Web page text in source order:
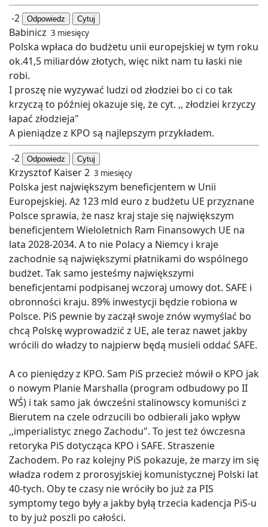
-2
Odpowiedz Cytuj
Babinicz 3 miesięcy
Polska wpłaca do budżetu unii europejskiej w tym roku
ok.41,5 miliardów złotych, więc nikt nam tu łaski nie
robi.
I proszę nie wyzywać ludzi od złodziei bo ci co tak
krzyczą to później okazuje się, że cyt. ,, złodziei krzyczy
łapać złodzieja"
A pieniądze z KPO są najlepszym przykładem.
-2
Odpowiedz Cytuj
Krzysztof Kaiser 2 3 miesięcy
Polska jest największym beneficjentem w Unii
Europejskiej. Aż 123 mld euro z budżetu UE przyznane
Polsce sprawia, że nasz kraj staje się największym
beneficjentem Wieloletnich Ram Finansowych UE na
lata 2028-2034. A to nie Polacy a Niemcy i kraje
zachodnie są największymi płatnikami do wspólnego
budżet. Tak samo jesteśmy największymi
beneficjentami podpisanej wczoraj umowy dot. SAFE i
obronności kraju. 89% inwestycji będzie robiona w
Polsce. PiS pewnie by zaczął swoje znów wymyślać bo
chcą Polskę wyprowadzić z UE, ale teraz nawet jakby
wrócili do władzy to najpierw będą musieli oddać SAFE.
A co pieniędzy z KPO. Sam PiS przecież mówił o KPO jak
o nowym Planie Marshalla (program odbudowy po II
WŚ) i tak samo jak ówcześni stalinowscy komuniści z
Bierutem na czele odrzucili bo odbierali jako wpływ
,,imperialistyc znego Zachodu". To jest też ówczesna
retoryka PiS dotycząca KPO i SAFE. Straszenie
Zachodem. Po raz kolejny PiS pokazuje, że marzy im się
władza rodem z prorosyjskiej komunistycznej Polski lat
40-tych. Oby te czasy nie wróciły bo już za PIS
symptomy tego były a jakby byłą trzecia kadencja PiS-u
to by już poszli po całości.